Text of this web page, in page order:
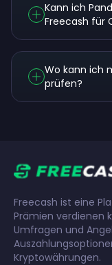
Kann ich
Freecash für
Wo kann ich
prüfen?
Freecash ist eine
Prämien verdienen
Umfragen und
Kryptowährungen.